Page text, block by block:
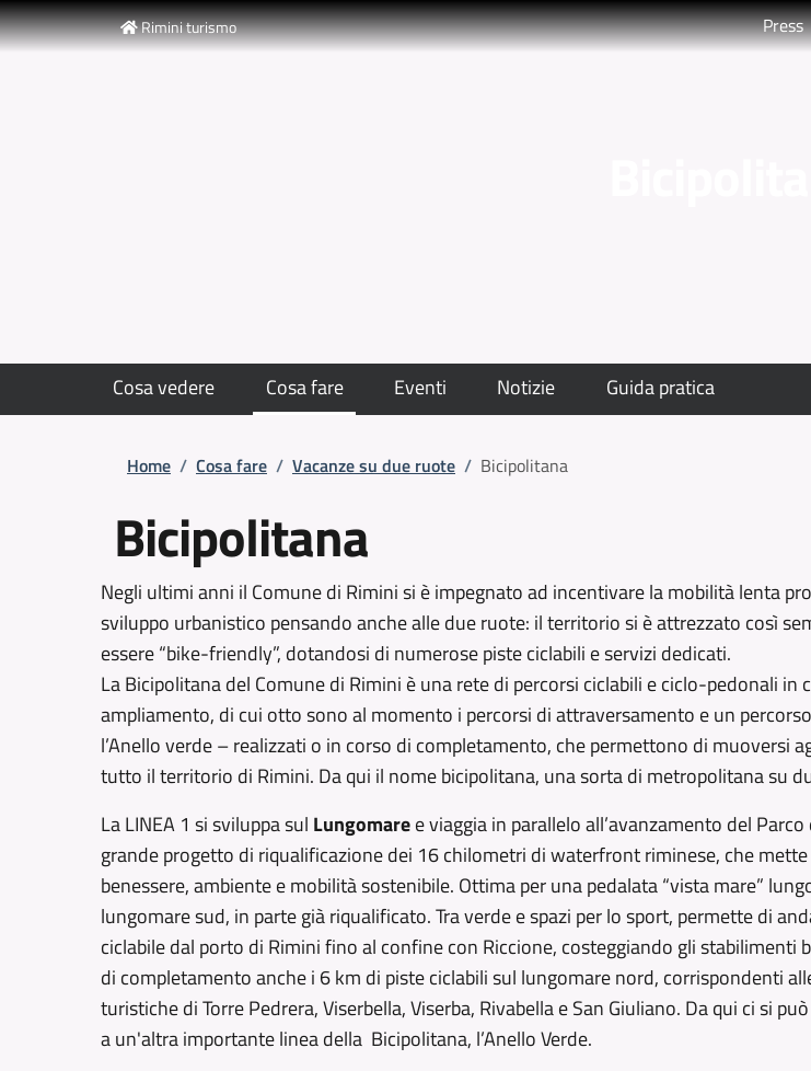
Salta al contenuto principale
Skip to footer content
Rimini turismoSlim top Press
Cosa vedere Cosa fare Eventi Notizie Guida pratica
Briciole di pane
Home / Cosa fare / Vacanze su due ruote / Bicipolitana
Bicipolitana
Negli ultimi anni il Comune di Rimini si è impegnato ad incentivare la mobilità lenta
sviluppo urbanistico pensando anche alle due ruote: il territorio si è attrezzato così
essere “bike-friendly”, dotandosi di numerose piste ciclabili e servizi dedicati.
La Bicipolitana del Comune di Rimini è una rete di percorsi ciclabili e ciclo-pedonali in
ampliamento, di cui otto sono al momento i percorsi di attraversamento e un
l’Anello verde – realizzati o in corso di completamento, che permettono di muoversi
tutto il territorio di Rimini. Da qui il nome bicipolitana, una sorta di metropolitana su
La LINEA 1 si sviluppa sul Lungomaree viaggia in parallelo all’avanzamento del
grande progetto di riqualificazione dei 16 chilometri di waterfront riminese, che
benessere, ambiente e mobilità sostenibile. Ottima per una pedalata “vista mare”
lungomare sud, in parte già riqualificato. Tra verde e spazi per lo sport, permette di
ciclabile dal porto di Rimini fino al confine con Riccione, costeggiando gli stabilimenti
di completamento anche i 6 km di piste ciclabili sul lungomare nord, corrispondenti
turistiche di Torre Pedrera, Viserbella, Viserba, Rivabella e San Giuliano. Da qui ci si
a un'altra importante linea della Bicipolitana, l’Anello Verde.